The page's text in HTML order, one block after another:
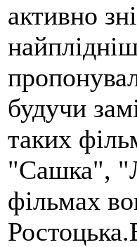
активно
будучи
таких
"Сашка",
фільмах